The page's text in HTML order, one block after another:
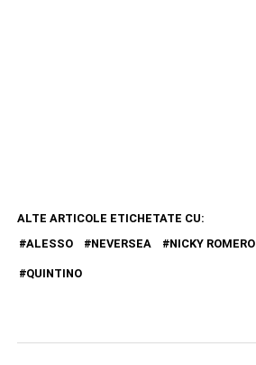
ALTE ARTICOLE ETICHETATE CU:
ALESSO
NEVERSEA NICKY ROMERO
QUINTINO